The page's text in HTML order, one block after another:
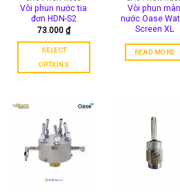
on
the
product
page
Vòi phun nước tia
đơn HDN-S2
73.000 ₫
SELECT
OPTIONS
multiple
variants.
The
options
be
Vòi phun màn
nước Oase
Screen XL
READ MORE